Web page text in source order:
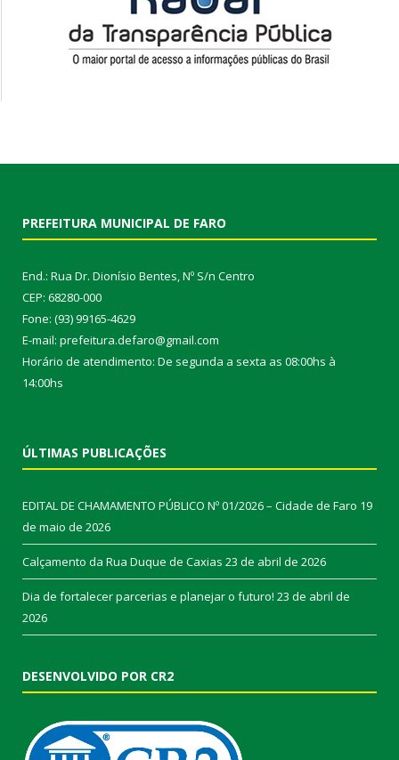
PREFEITURA MUNICIPAL DE FARO
End.: Rua Dr. Dionísio Bentes, Nº S/n Centro
CEP: 68280-000
Fone: (93) 99165-4629
E-mail: prefeitura.defaro@gmail.com
Horário de atendimento: De segunda a sexta as 08:00hs à
14:00hs
ÚLTIMAS PUBLICAÇÕES
EDITAL DE CHAMAMENTO PÚBLICO Nº 01/2026 – Cidade de Faro 19
de maio de 2026
Calçamento da Rua Duque de Caxias 23 de abril de 2026
Dia de fortalecer parcerias e planejar o futuro! 23 de abril de
2026
DESENVOLVIDO POR CR2